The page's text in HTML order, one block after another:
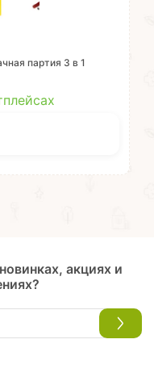
партия 3 в 1
акциях и